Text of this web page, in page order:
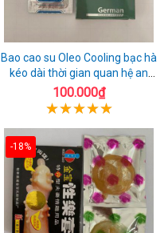
Bao cao su Oleo Cooling bạc hà
kéo dài thời gian quan hệ an
toàn
100.000₫
-18%